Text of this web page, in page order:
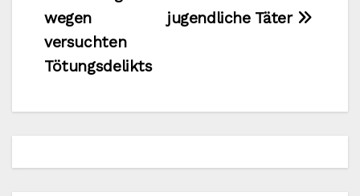
jugendliche Täter
wegen
versuchten
Tötungsdelikts